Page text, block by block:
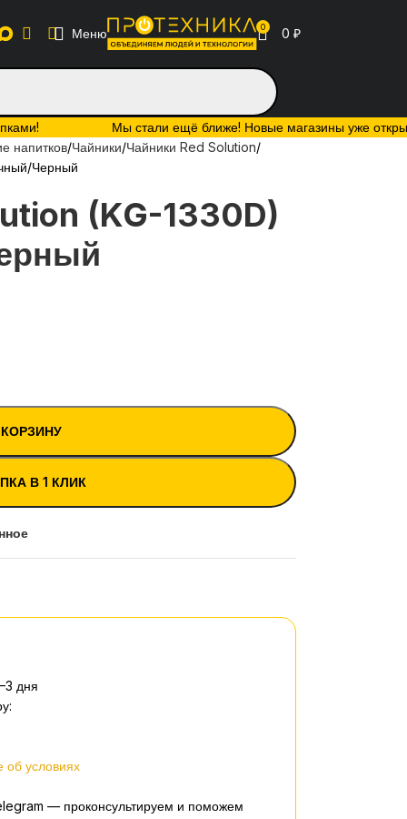
Мы стали ещё ближе! Новые магазины уже
Меню 0 0 ₽
напитков Чайники Чайники Red Solution
Черный
(KG-1330D)
В 1 КЛИК
дня
об условиях
— проконсультируем и поможем